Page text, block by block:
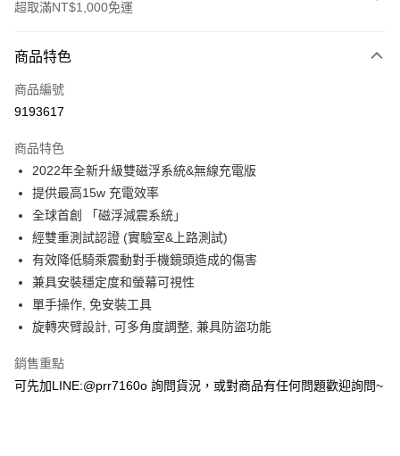
超取滿NT$1,000免運
信用卡一次付款
超商取貨付款
ATM付款
運送方式
全家取貨付款(安全帽一頂以上請選宅配)
每筆NT$60，滿NT$1,000(含以上)免運費
7-11取貨付款(安全帽一頂以上請選宅配)
每筆NT$60，滿NT$1,000(含以上)免運費
每筆NT$100，滿NT$1,000(含以上)免運費
商品特色
商品編號
9193617
商品特色
2022年全新升級雙磁浮系統&無線充電版
提供最高15w 充電效率
全球首創 「磁浮減震系統」
經雙重測試認證 (實驗室&上路測試)
有效降低騎乘震動對手機鏡頭造成的傷害
兼具安裝穩定度和螢幕可視性
單手操作, 免安裝工具
旋轉夾臂設計, 可多角度調整, 兼具防盜功能
銷售重點
可先加LINE:@prr7160o 詢問貨況，或對商品有任何問題歡迎詢問~